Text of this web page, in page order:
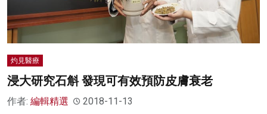
關於我們
灼見醫療
浸大研究石斛 發現可有效預防皮膚衰老
作者: 編輯精選 2018-11-13